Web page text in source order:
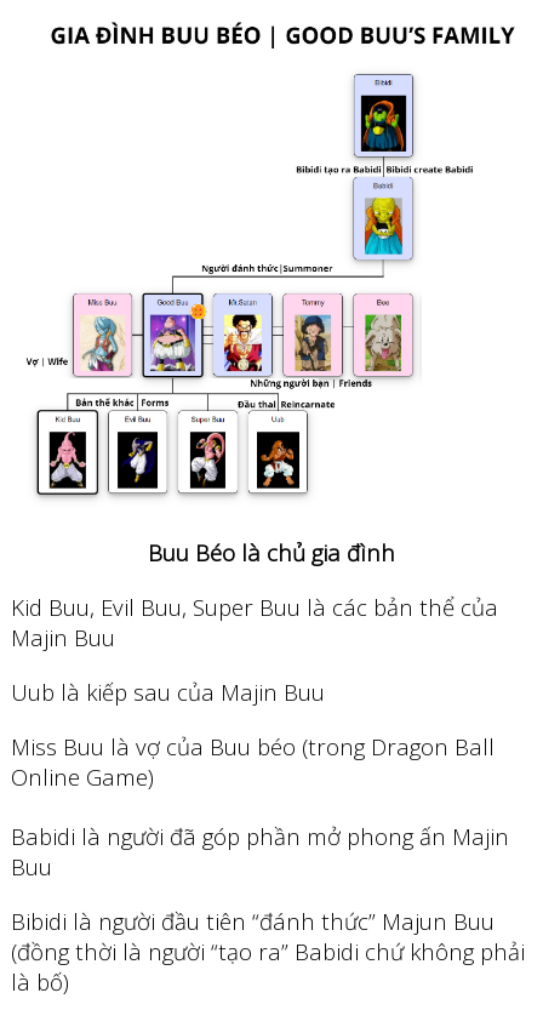
Buu Béo là chủ gia đình
Kid Buu, Evil Buu, Super Buu là các bản thể của
Majin Buu
Uub là kiếp sau của Majin Buu
Miss Buu là vợ của Buu béo (trong Dragon Ball
Online Game)
Babidi là người đã góp phần mở phong ấn Majin
Buu
Bibidi là người đầu tiên “đánh thức” Majun Buu
(đồng thời là người “tạo ra” Babidi chứ không phải
là bố)